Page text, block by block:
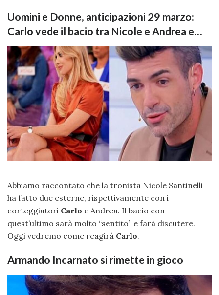
Uomini e Donne, anticipazioni 29 marzo:
Carlo vede il bacio tra Nicole e Andrea e…
Abbiamo raccontato che la tronista Nicole Santinelli
ha fatto due esterne, rispettivamente con i
corteggiatori Carlo e Andrea. Il bacio con
quest’ultimo sarà molto “sentito” e farà discutere.
Oggi vedremo come reagirà Carlo.
Armando Incarnato si rimette in gioco